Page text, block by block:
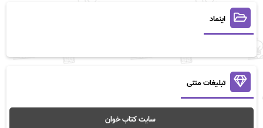
اینماد
تبلیغات متنی
سایت کتاب خوان